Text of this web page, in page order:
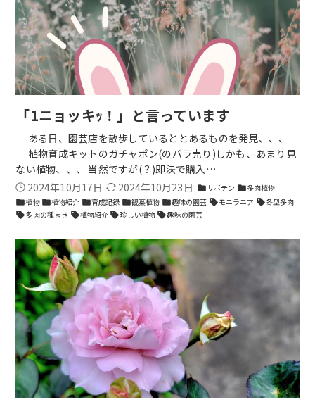
「1ニョッキｯ！」と言っています
ある日、園芸店を散歩しているととあるものを発見、、、
植物育成キットのガチャポン(のバラ売り)しかも、あまり見
ない植物、、、 当然ですが(？)即決で購入…
2024年10月17日
2024年10月23日 folderサボテン folder多肉植物
folder植物 folder植物紹介 folder育成記録 folder観葉植物 folder趣味の園芸 sellモニラニア sell冬型多肉
sell多肉の種まき sell植物紹介 sell珍しい植物 sell趣味の園芸